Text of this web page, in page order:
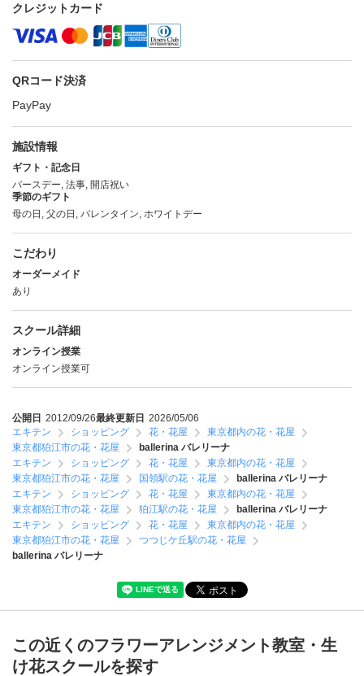
クレジットカード
QRコード決済
PayPay
施設情報
ギフト・記念日
バースデー, 法事, 開店祝い
季節のギフト
母の日, 父の日, バレンタイン, ホワイトデー
こだわり
オーダーメイド
あり
スクール詳細
オンライン授業
オンライン授業可
公開日 2012/09/26最終更新日 2026/05/06
エキテン
ショッピング 花・花屋
東京都内の花・花屋
東京都狛江市の花・花屋
ballerina バレリーナ
エキテン
ショッピング 花・花屋
東京都内の花・花屋
東京都狛江市の花・花屋
国領駅の花・花屋
ballerina バレリーナ
エキテン
ショッピング 花・花屋
東京都内の花・花屋
東京都狛江市の花・花屋
狛江駅の花・花屋
ballerina バレリーナ
エキテン
ショッピング 花・花屋
東京都内の花・花屋
東京都狛江市の花・花屋
つつじケ丘駅の花・花屋
ballerina バレリーナ
この近くのフラワーアレンジメント教室・生
け花スクールを探す